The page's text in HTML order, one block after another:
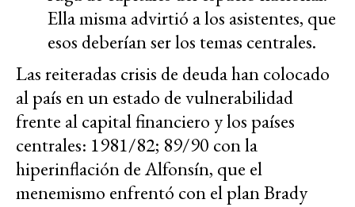
Ella misma advirtió a los asistentes, que
esos deberían ser los temas centrales.
Las reiteradas crisis de deuda han colocado
al país en un estado de vulnerabilidad
frente al capital financiero y los países
centrales: 1981/82; 89/90 con la
hiperinflación de Alfonsín, que el
menemismo enfrentó con el plan Brady